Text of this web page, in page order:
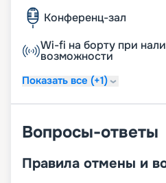
Конференц-зал
Wi-fi на борту при
возможности
Показать все (+1)
Вопросы-ответы
Правила отмены и